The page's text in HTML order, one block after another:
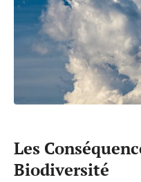
Les
Biodiversité